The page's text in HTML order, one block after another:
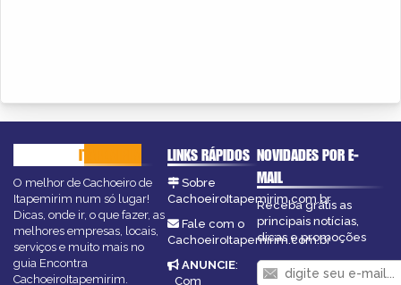
ITAPEMIRIM
O melhor de Cachoeiro de
Itapemirim num só lugar!
Dicas, onde ir, o que fazer, as
melhores empresas, locais,
serviços e muito mais no
guia Encontra
CachoeiroItapemirim.
LINKS RÁPIDOS
Sobre
CachoeiroItapemirim.com.br
Fale com o
CachoeiroItapemirim.com.br
ANUNCIE:
Com
NOVIDADES POR E-
MAIL
Receba grátis as
principais notícias,
dicas e promoções